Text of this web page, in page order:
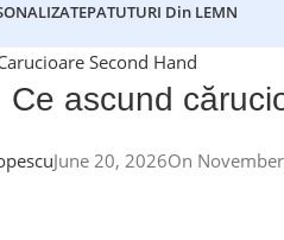
PATUTURI Din LEMN
Second Hand
ascund
June 20, 2026On